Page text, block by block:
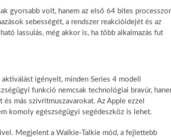
gyorsabb volt, hanem az első 64 bites processzor
sebességét, a rendszer reakcióidejét és az
lassulás, még akkor is, ha több alkalmazás fut
igényelt, minden Series 4 modell
funkció nemcsak technológiai bravúr,
más szívritmuszavarokat. Az Apple ezzel
komoly egészségügyi segédeszköz is lehet.
Megjelent a Walkie-Talkie mód, a fejlettebb